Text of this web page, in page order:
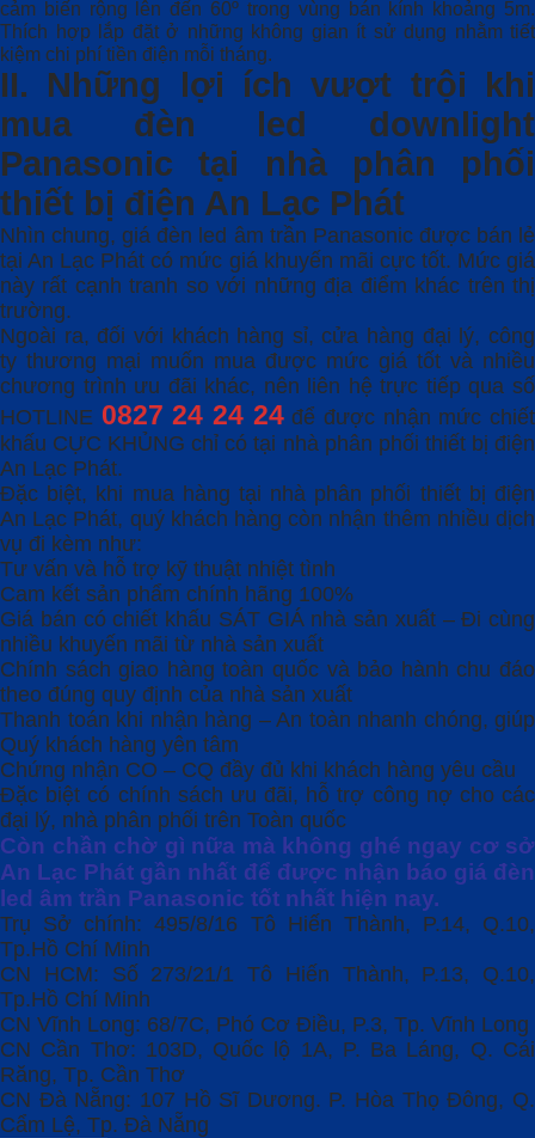
cảm biến rộng lên đến 60º trong vùng bán kính khoảng 5m.
Thích hợp lắp đặt ở những không gian ít sử dụng nhằm tiết
kiệm chi phí tiền điện mỗi tháng.
II. Những lợi ích vượt trội khi
mua đèn led downlight
Panasonic tại nhà phân phối
thiết bị điện An Lạc Phát
Nhìn chung, giá đèn led âm trần Panasonic được bán lẻ
tại An Lạc Phát có mức giá khuyến mãi cực tốt. Mức giá
này rất cạnh tranh so với những địa điểm khác trên thị
trường.
Ngoài ra, đối với khách hàng sỉ, cửa hàng đại lý, công
ty thương mại muốn mua được mức giá tốt và nhiều
chương trình ưu đãi khác, nên liên hệ trực tiếp qua số
HOTLINE 0827 24 24 24để được nhận mức chiết
khấu CỰC KHỦNG chỉ có tại nhà phân phối thiết bị điện
An Lạc Phát.
Đặc biệt, khi mua hàng tại nhà phân phối thiết bị điện
An Lạc Phát, quý khách hàng còn nhận thêm nhiều dịch
vụ đi kèm như:
Tư vấn và hỗ trợ kỹ thuật nhiệt tình
Cam kết sản phẩm chính hãng 100%
Giá bán có chiết khấu SÁT GIÁ nhà sản xuất – Đi cùng
nhiều khuyến mãi từ nhà sản xuất
Chính sách giao hàng toàn quốc và bảo hành chu đáo
theo đúng quy định của nhà sản xuất
Thanh toán khi nhận hàng – An toàn nhanh chóng, giúp
Quý khách hàng yên tâm
Chứng nhận CO – CQ đầy đủ khi khách hàng yêu cầu
Đặc biệt có chính sách ưu đãi, hỗ trợ công nợ cho các
đại lý, nhà phân phối trên Toàn quốc
Còn chần chờ gì nữa mà không ghé ngay cơ sở
An Lạc Phát gần nhất để được nhận báo giá đèn
led âm trần Panasonic tốt nhất hiện nay.
Trụ Sở chính: 495/8/16 Tô Hiến Thành, P.14, Q.10,
Tp.Hồ Chí Minh
CN HCM: Số 273/21/1 Tô Hiến Thành, P.13, Q.10,
Tp.Hồ Chí Minh
CN Vĩnh Long: 68/7C, Phó Cơ Điều, P.3, Tp. Vĩnh Long
CN Cần Thơ: 103D, Quốc lộ 1A, P. Ba Láng, Q. Cái
Răng, Tp. Cần Thơ
CN Đà Nẵng: 107 Hồ Sĩ Dương. P. Hòa Thọ Đông, Q.
Cẩm Lệ, Tp. Đà Nẵng